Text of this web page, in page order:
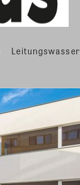
Leitungswasser